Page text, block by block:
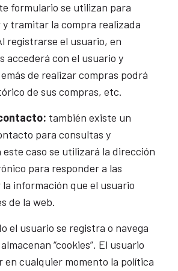
formulario se utilizan para
tramitar la compra realizada
registrarse el usuario, en
accederá con el usuario y
de realizar compras podrá
de sus compras, etc.
también existe un
para consultas y
este caso se utilizará la dirección
para responder a las
la información que el usuario
de la web.
el usuario se registra o navega
“cookies”. El usuario
en cualquier momento la política